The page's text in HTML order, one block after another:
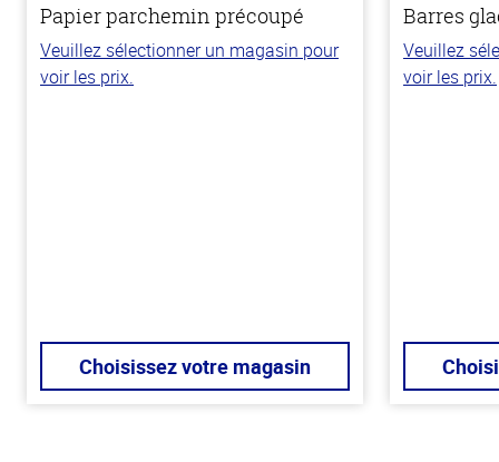
Papier parchemin précoupé
Veuillez sélectionner un magasin pour
voir les prix.
Choisissez votre magasin
Barres
Veuillez
voir les prix.